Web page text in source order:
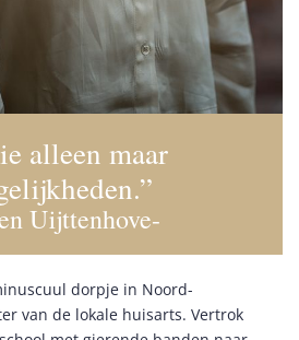
alleen maar
Uijttenhove-
dorpje in Noord-
van de lokale huisarts. Vertrok